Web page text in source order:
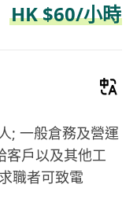
HK $60/小時
; 一般倉務及營運
客戶以及其他工
職者可致電